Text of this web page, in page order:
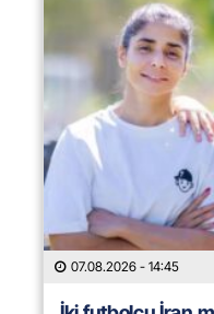
07.08.2026 - 14:45